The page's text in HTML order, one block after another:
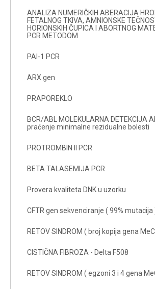
ANALIZA NUMERIČKIH ABERACIJA
FETALNOG TKIVA, AMNIONSKE
HORIONSKIH ČUPICA I ABORTNOG
PCR METODOM
PAI-1 PCR
ARX gen
PRAPOREKLO
BCR/ABL MOLEKULARNA DETEKCIJA
praćenje minimalne rezidualne bolesti
PROTROMBIN II PCR
BETA TALASEMIJA PCR
Provera kvaliteta DNK u uzorku
CFTR gen sekvenciranje ( 99% mutacija
RETOV SINDROM ( broj kopija gena
CISTIČNA FIBROZA - Delta F508
RETOV SINDROM ( egzoni 3 i 4 gena